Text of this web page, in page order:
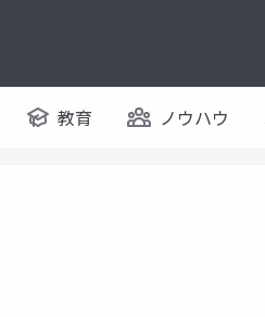
教育 ノウハウ